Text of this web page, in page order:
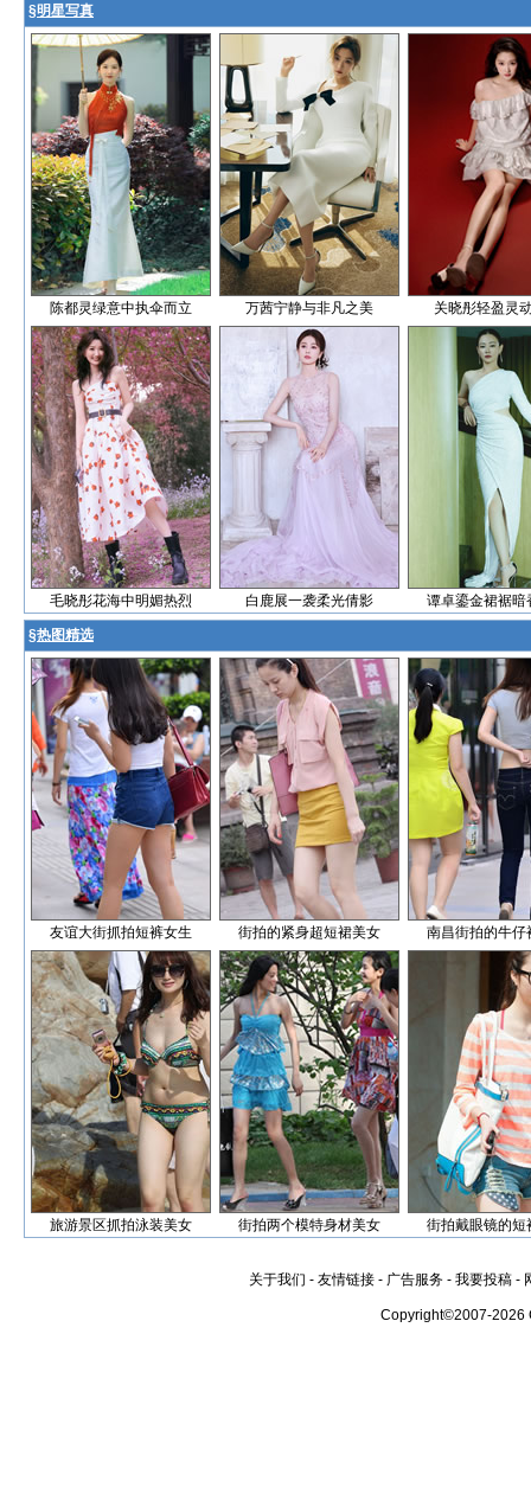
§明星写真
陈都灵绿意中执伞而立 万茜宁静与非凡之美 关晓彤轻盈灵
毛晓彤花海中明媚热烈 白鹿展一袭柔光倩影 谭卓鎏金裙裾暗
§热图精选
友谊大街抓拍短裤女生 街拍的紧身超短裙美女 南昌街拍的牛仔
旅游景区抓拍泳装美女 街拍两个模特身材美女 街拍戴眼镜的短
关于我们 - 友情链接 - 广告服务 - 我要投稿 -
Copyright©2007-2026